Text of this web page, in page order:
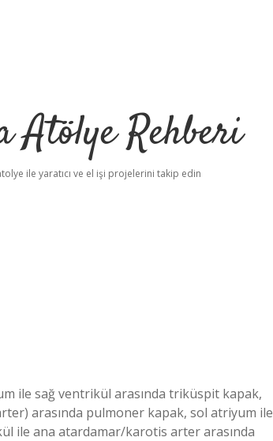
Atölye Rehberi
ile yaratıcı ve el işi projelerini takip edin
ile sağ ventrikül arasında triküspit kapak,
arasında pulmoner kapak, sol atriyum ile
ile ana atardamar/karotis arter arasında